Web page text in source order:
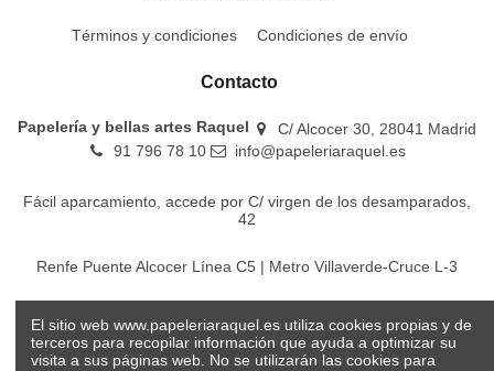
Términos y condiciones Condiciones de envío
Contacto
Papelería y bellas artes Raquel
C/ Alcocer 30, 28041 Madrid
91 796 78 10
info@papeleriaraquel.es
Fácil aparcamiento, accede por C/ virgen de los desamparados,
42
Renfe Puente Alcocer Línea C5 | Metro Villaverde-Cruce L-3
El sitio web www.papeleriaraquel.es utiliza cookies propias y de
terceros para recopilar información que ayuda a optimizar su
visita a sus páginas web. No se utilizarán las cookies para